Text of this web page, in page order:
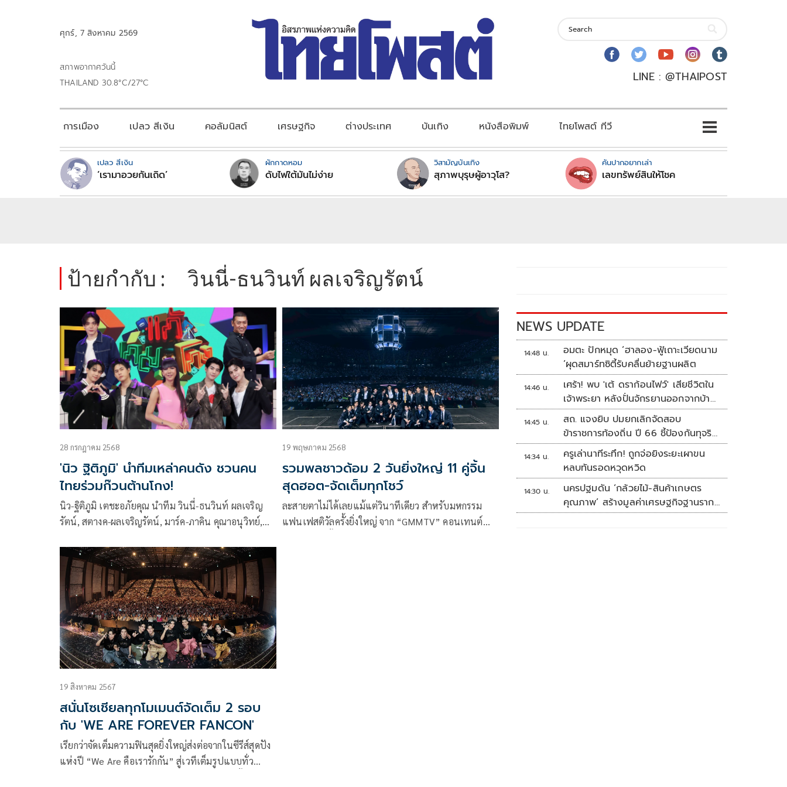
ศุกร์, 7 สิงหาคม 2569
สภาพอากาศวันนี้
THAILAND 30.8°C/27°C
LINE : @THAIPOST
การเมือง เปลว สีเงิน คอลัมนิสต์ เศรษฐกิจ ต่างประเทศ บันเทิง หนังสือพิมพ์ ไทยโพสต์ ทีวี
เปลว สีเงิน
‘เรามาอวยกันเถิด’
ผักกาดหอม
ดับไฟใต้มันไม่ง่าย
วิสามัญบันเทิง
สุภาพบุรุษผู้อาวุโส?
คันปากอยากเล่า
เลขทรัพย์สินให้โชค
ป้ายกำกับ : วินนี่-ธนวินท์ ผลเจริญรัตน์
28 กรกฎาคม 2568
'นิว ฐิติภูมิ' นำทีมเหล่าคนดัง ชวนคน
ไทยร่วมก๊วนต้านโกง!
นิว-ฐิติภูมิ เตชะอภัยคุณ นำทีม วินนี่-ธนวินท์ ผลเจริญ
รัตน์, สตางค-ผลเจริญรัตน์, มาร์ค-ภาคิน คุณาอนุวิทย์,
ด้วยพิธีกรสายฮา ป๋อมแป๋ม นิติ และ เจนนี่ ปาหนัน ชวน
แฟนๆ มาร่วมเรียนรู้กลโกง พร้อมวิธีแก้เกม หากตกอยู่ใน
สถานการณ์การโกง ในรายการ“แก้เกมโกง”
19 พฤษภาคม 2568
รวมพลชาวด้อม 2 วันยิ่งใหญ่ 11 คู่จิ้น
สุดฮอต-จัดเต็มทุกโชว์
ละสายตาไม่ได้เลยแม้แต่วินาทีเดียว สำหรับมหกรรม
แฟนเฟสติวัลครั้งยิ่งใหญ่ จาก “GMMTV” คอนเทนต์
19 สิงหาคม 2567
สนั่นโซเชียลทุกโมเมนต์จัดเต็ม 2 รอบ
กับ 'WE ARE FOREVER FANCON'
เรียกว่าจัดเต็มความฟินสุดยิ่งใหญ่ส่งต่อจากในซีรีส์สุดปัง
แห่งปี “We Are คือเรารักกัน” สู่เวทีเต็มรูปแบบทั่ว
NEWS UPDATE
14:48 น.
อมตะ ปักหมุด ‘ฮาลอง-ฟู้เถาะเวียดนาม
’ผุดสมาร์ทซิตี้รับคลื่นย้ายฐานผลิต
14:46 น.
เศร้า! พบ 'เต้ ดราก้อนไฟว์' เสียชีวิตใน
เจ้าพระยา หลังปั่นจักรยานออกจากบ้าน
ตี 4
14:45 น.
สถ. แจงยิบ ปมยกเลิกจัดสอบ
ข้าราชการท้องถิ่น ปี 66 ชี้ป้องกันทุจริต
หวั่นรัฐเสียหาย
14:34 น.
ครูเล่านาทีระทึก! ถูกจ่อยิงระยะเผาขน
หลบทันรอดหวุดหวิด
14:30 น.
นครปฐมดัน ‘กล้วยไม้-สินค้าเกษตร
คุณภาพ’ สร้างมูลค่าเศรษฐกิจฐานราก
ตั้งเป้าเงินสะพัด 10 ล้านบาท